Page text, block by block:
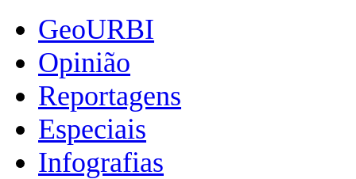
GeoURBI
Opinião
Reportagens
Especiais
Infografias